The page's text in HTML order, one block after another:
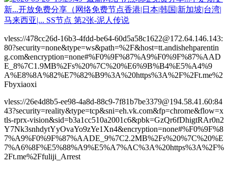
vless://478cc26d-16b3-4fdd-be64-60d5a58c1622@172.64.146.143:
80?security=none&type=ws&path=%2F&host=tt.andishehparentin
g.com&encryption=none#%F0%9F%87%A9%F0%9F%87%AAD
E_8%7C1.9MB%2Fs%20%7C%20%E6%9B%B4%E5%A4%9
A%E8%8A%82%E7%82%B9%3A%20https%3A%2F%2Ft.me%2
Fbyxiaoxi
vless://26e4d8b5-ee98-4a8d-88c9-7f81b7be3379@194.58.41.60:84
43?security=reality&type=tcp&sni=eh.vk.com&fp=chrome&flow=x
tls-rprx-vision&sid=b3a1cc510a2001c6&pbk=GzQr6fDhigtRAr0n2
Y7Nk3snhdytYyOvaYo9zYe1Xn4&encryption=none#%F0%9F%8
7%A9%F0%9F%87%AADE_9%7C2.2MB%2Fs%20%7C%20%E
7%A6%8F%E5%88%A9%E5%A7%AC%3A%20https%3A%2F%
2Ft.me%2Ffuliji_Arrest